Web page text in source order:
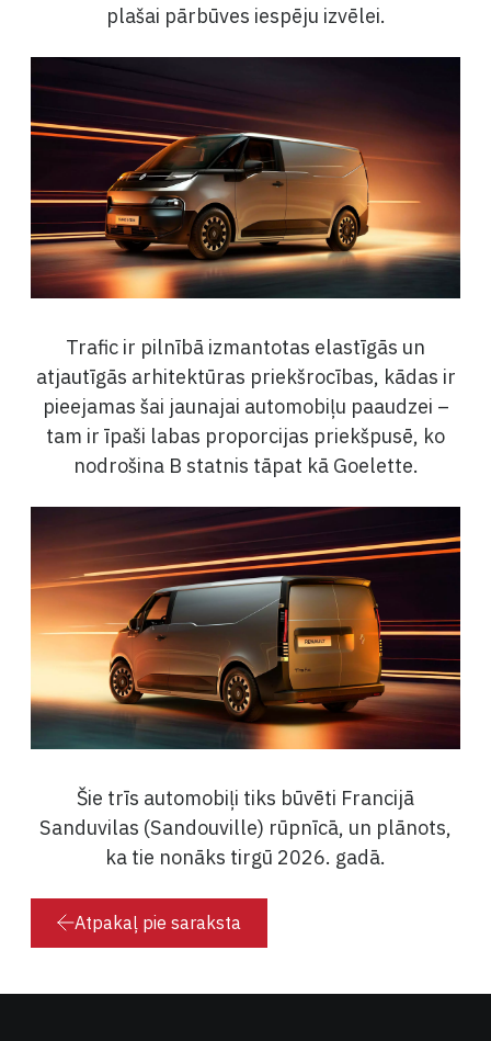
plašai pārbūves iespēju izvēlei.
Trafic ir pilnībā izmantotas elastīgās un
atjautīgās arhitektūras priekšrocības, kādas ir
pieejamas šai jaunajai automobiļu paaudzei –
tam ir īpaši labas proporcijas priekšpusē, ko
nodrošina B statnis tāpat kā Goelette.
Šie trīs automobiļi tiks būvēti Francijā
Sanduvilas (Sandouville) rūpnīcā, un plānots,
ka tie nonāks tirgū 2026. gadā.
Atpakaļ pie saraksta